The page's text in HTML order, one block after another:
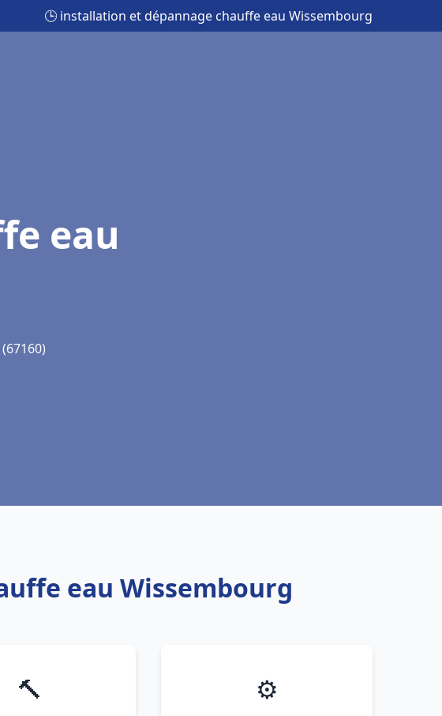
🕒 installation et dépannage chauffe eau Wissembourg
eau
eau Wissembourg
🔨 ⚙️